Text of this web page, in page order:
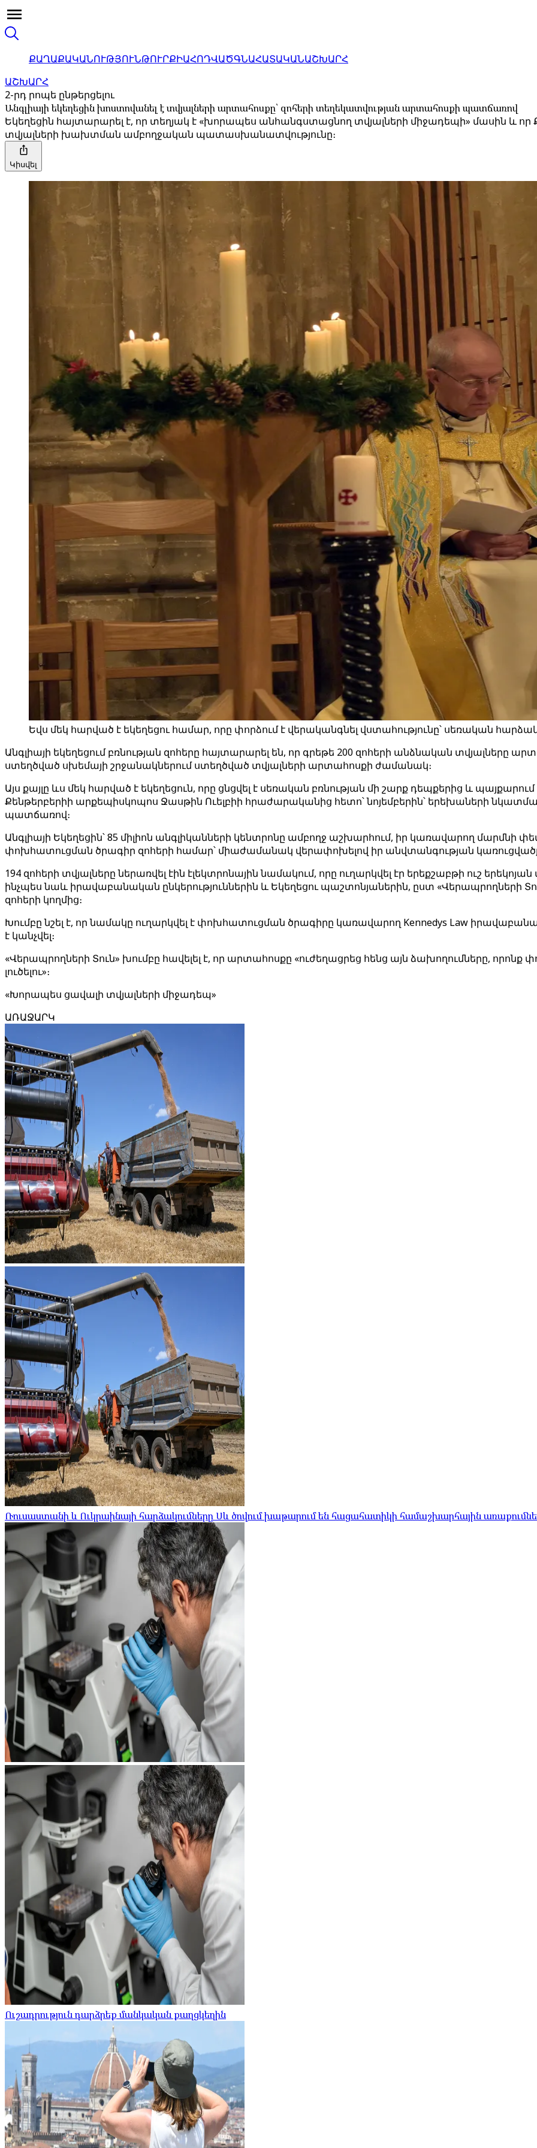
ՔԱՂԱՔԱԿԱՆՈՒԹՅՈՒՆԹՈՒՐՔԻԱՀՈԴՎԱԾԳՆԱՀԱՏԱԿԱՆԱՇԽԱՐՀ
ԱՇԽԱՐՀ
2-րդ րոպե ընթերցելու
Անգլիայի եկեղեցին խոստովանել է տվյալների արտահոսքը՝ զոհերի տեղեկատվության արտահոսքի պատճառով
Եկեղեցին հայտարարել է, որ տեղյակ է «խորապես անհանգստացնող տվյալների միջադեպի» մասին և
տվյալների խախտման ամբողջական պատասխանատվությունը։
Կիսվել
Եվս մեկ հարված է եկեղեցու համար, որը փորձում է վերականգնել վստահությունը՝ սեռական
Անգլիայի եկեղեցում բռնության զոհերը հայտարարել են, որ գրեթե 200 զոհերի անձնական տվյալները
ստեղծված սխեմայի շրջանակներում ստեղծված տվյալների արտահոսքի ժամանակ։
Այս քայլը ևս մեկ հարված է եկեղեցուն, որը ցնցվել է սեռական բռնության մի շարք դեպքերից և
Քենթերբերիի արքեպիսկոպոս Ջասթին Ուելբիի հրաժարականից հետո՝ նոյեմբերին՝ երեխաների
պատճառով։
Անգլիայի Եկեղեցին՝ 85 միլիոն անգլիկանների կենտրոնը ամբողջ աշխարհում, իր կառավարող
փոխհատուցման ծրագիր զոհերի համար՝ միաժամանակ վերափոխելով իր անվտանգության
194 զոհերի տվյալները ներառվել էին էլեկտրոնային նամակում, որը ուղարկվել էր երեքշաբթի ուշ
ինչպես նաև իրավաբանական ընկերություններին և Եկեղեցու պաշտոնյաներին, ըստ «Վերապրողների
զոհերի կողմից։
Խումբը նշել է, որ նամակը ուղարկվել է փոխհատուցման ծրագիրը կառավարող Kennedys Law
է կանչվել։
«Վերապրողների Տուն» խումբը հավելել է, որ արտահոսքը «ուժեղացրեց հենց այն ձախողումները,
լուծելու»։
«Խորապես ցավալի տվյալների միջադեպ»
ԱՌԱՋԱՐԿ
Ռուսաստանի և Ուկրաինայի հարձակումները Սև ծովում խաթարում են հացահատիկի համաշխարհային
Ուշադրություն դարձրեք մանկական քաղցկեղին